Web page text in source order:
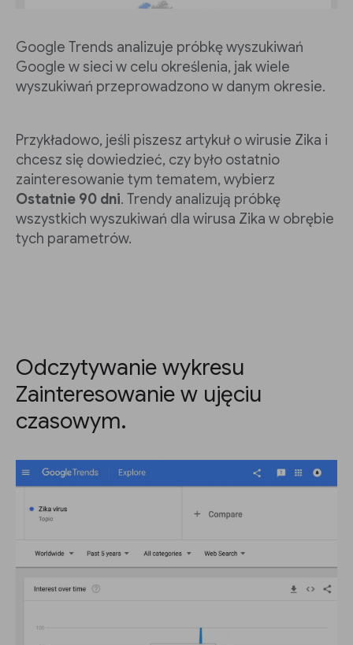
Google Trends analizuje próbkę wyszukiwań
Google w sieci w celu określenia, jak wiele
wyszukiwań przeprowadzono w danym okresie.
Przykładowo, jeśli piszesz artykuł o wirusie Zika i
chcesz się dowiedzieć, czy było ostatnio
zainteresowanie tym tematem, wybierz
Ostatnie 90 dni. Trendy analizują próbkę
wszystkich wyszukiwań dla wirusa Zika w obrębie
tych parametrów.
Odczytywanie wykresu
Zainteresowanie w ujęciu
czasowym.